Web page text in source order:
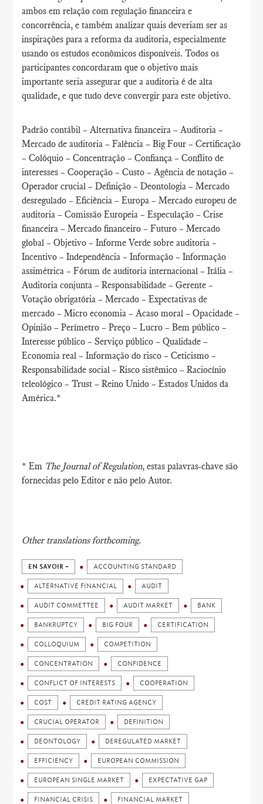
ambos em relação com regulação financeira e
concorrência, e também analizar quais deveriam ser as
inspirações para a reforma da auditoria, especialmente
usando os estudos econômicos disponíveis. Todos os
participantes concordaram que o objetivo mais
importante seria assegurar que a auditoria é de alta
qualidade, e que tudo deve convergir para este objetivo.
Padrão contábil – Alternativa financeira – Auditoria –
Mercado de auditoria – Falência – Big Four – Certificação
– Colóquio – Concentração – Confiança – Conflito de
interesses – Cooperação – Custo – Agência de notação –
Operador crucial – Definição – Deontologia – Mercado
desregulado – Eficiência – Europa – Mercado europeu de
auditoria – Comissão Europeia – Especulação – Crise
financeira – Mercado financeiro – Futuro – Mercado
global – Objetivo – Informe Verde sobre auditoria –
Incentivo – Independência – Informação – Informação
assimétrica – Fórum de auditoria internacional – Itália –
Auditoria conjunta – Responsabilidade – Gerente –
Votação obrigatória – Mercado – Expectativas de
mercado – Micro economia – Acaso moral – Opacidade –
Opinião – Perímetro – Preço – Lucro – Bem público –
Interesse público – Serviço público – Qualidade –
Economia real – Informação do risco – Ceticismo –
Responsabilidade social – Risco sistêmico – Raciocínio
teleológico – Trust – Reino Unido – Estados Unidos da
América.*
* Em The Journal of Regulation, estas palavras-chave são
fornecidas pelo Editor e não pelo Autor.
Other translations forthcoming.
EN SAVOIR + ACCOUNTING STANDARD
ALTERNATIVE FINANCIAL AUDIT
AUDIT COMMETTEE AUDIT MARKET BANK
BANKRUPTCY BIG FOUR CERTIFICATION
COLLOQUIUM COMPETITION
CONCENTRATION CONFIDENCE
CONFLICT OF INTERESTS COOPERATION
COST CREDIT RATING AGENCY
CRUCIAL OPERATOR DEFINITION
DEONTOLOGY DEREGULATED MARKET
EFFICIENCY EUROPEAN COMMISSION
EUROPEAN SINGLE MARKET EXPECTATIVE GAP
FINANCIAL CRISIS FINANCIAL MARKET